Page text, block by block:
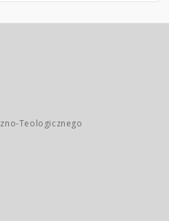
Teologicznego